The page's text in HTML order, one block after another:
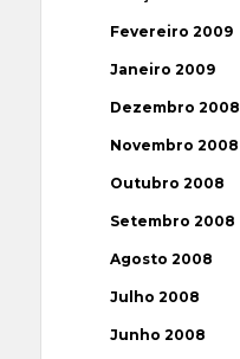
Fevereiro 2009
Janeiro 2009
Dezembro 2008
Novembro 2008
Outubro 2008
Setembro 2008
Agosto 2008
Julho 2008
Junho 2008